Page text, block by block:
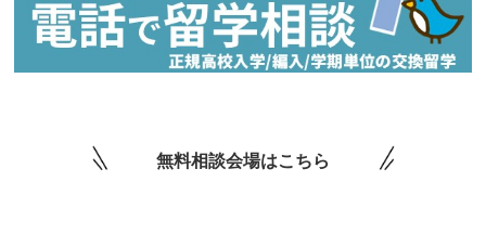
無料相談会場はこちら